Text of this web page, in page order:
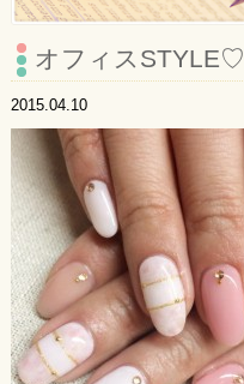
オフィスSTYLE♡
2015.04.10